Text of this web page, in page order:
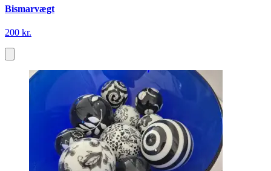
Bismarvægt
200 kr.